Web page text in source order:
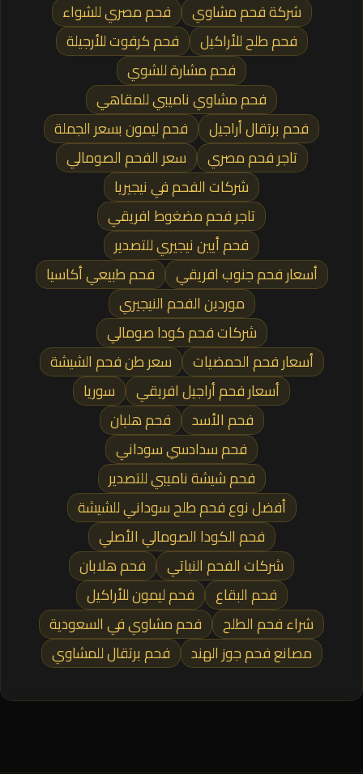
شركة فحم مشاوي
فحم مصري للشواء
فحم طلح للأراكيل
فحم كرفوت للأرجيلة
فحم مشارة للشوي
فحم مشاوي ناميبي للمقاهي
فحم برتقال أراجيل
فحم ليمون بسعر الجملة
تاجر فحم مصري
سعر الفحم الصومالي
شركات الفحم في نيجيريا
تاجر فحم مضغوط افريقي
فحم أيين نيجيري للتصدير
أسعار فحم جنوب افريقي
فحم طبيعي أكاسيا
موردين الفحم النيجيري
شركات فحم كودا صومالي
أسعار فحم الحمضيات
سعر طن فحم الشيشة
أسعار فحم أراجيل افريقي
سوريا
فحم الأسد
فحم هلبان
فحم سدادسي سوداني
فحم شيشة ناميبي للتصدير
أفضل نوع فحم طلح سوداني للشيشة
فحم الكودا الصومالي الأصلي
شركات الفحم النباتي
فحم هلابان
فحم البقاع
فحم ليمون للأراكيل
شراء فحم الطلح
فحم مشاوي في السعودية
مصانع فحم جوز الهند
فحم برتقال للمشاوي